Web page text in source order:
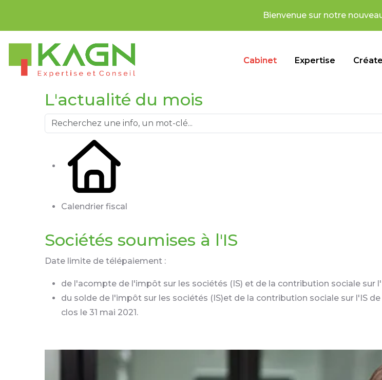
Bienvenue sur notre nouveau site !
Cabinet Expertise
L'actualité du mois
Calendrier fiscal
Sociétés soumises à l'IS
Date limite de télépaiement :
de l'acompte de l'impôt sur les sociétés (IS) et de la contribution sociale sur
du solde de l'impôt sur les sociétés (IS)et de la contribution sociale sur l'IS
clos le 31 mai 2021.